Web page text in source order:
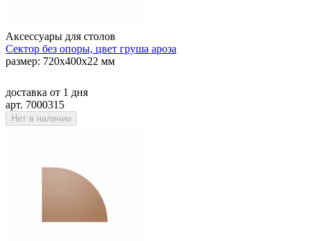
Аксессуары для столов
Сектор без опоры, цвет груша ароза
размер: 720х400х22 мм
доставка от 1 дня
арт. 7000315
Нет в наличии